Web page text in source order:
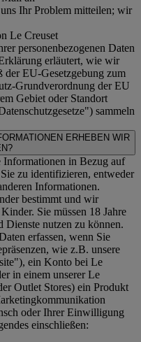
Ihr Problem mitteilen; wir
Le Creuset
personenbezogenen Daten
erläutert, wie wir
der EU-Gesetzgebung zum
Grundverordnung der EU
Gebiet oder Standort
") sammeln
ERHEBEN WIR
Informationen in Bezug auf
zu identifizieren, entweder
Informationen.
bestimmt und wir
Sie müssen 18 Jahre
Dienste nutzen zu können.
erfassen, wenn Sie
wie z.B. unsere
"), ein Konto bei Le
in einem unserer Le
Outlet Stores) ein Produkt
oder Ihrer Einwilligung
einschließen: